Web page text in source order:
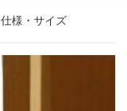
仕様・サイズ